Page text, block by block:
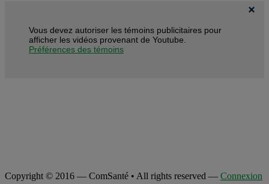
Vous devez autoriser les témoins publicitaires pour
afficher les vidéos provenant de Youtube.
Préférences des témoins
Copyright © 2016 — ComSanté • All rights reserved — Connexion